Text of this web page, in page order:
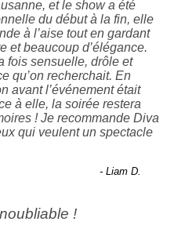
et le show a été
du début à la fin, elle
à l’aise tout en gardant
et beaucoup d’élégance.
fois sensuelle, drôle et
qu’on recherchait. En
avant l’événement était
à elle, la soirée restera
! Je recommande Diva
qui veulent un spectacle
- Liam D.
!